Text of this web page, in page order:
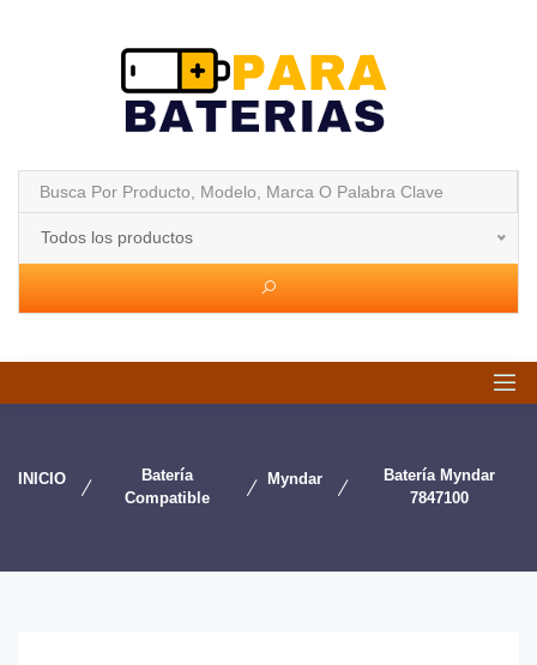
Todos los productos
INICIO
Batería
Compatible
Myndar
Batería Myndar
7847100